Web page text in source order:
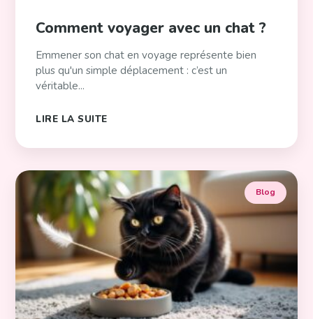
Comment voyager avec un chat ?
Emmener son chat en voyage représente bien
plus qu'un simple déplacement : c’est un
véritable...
LIRE LA SUITE
Blog